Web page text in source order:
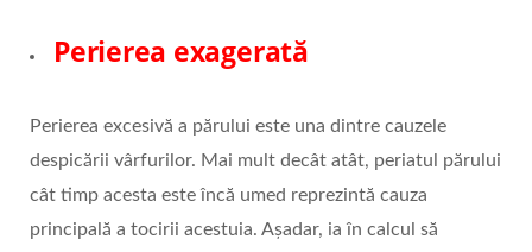
Perierea exagerată
Perierea excesivă a părului este una dintre cauzele
despicării vârfurilor. Mai mult decât atât, periatul părului
cât timp acesta este încă umed reprezintă cauza
principală a tocirii acestuia. Așadar, ia în calcul să